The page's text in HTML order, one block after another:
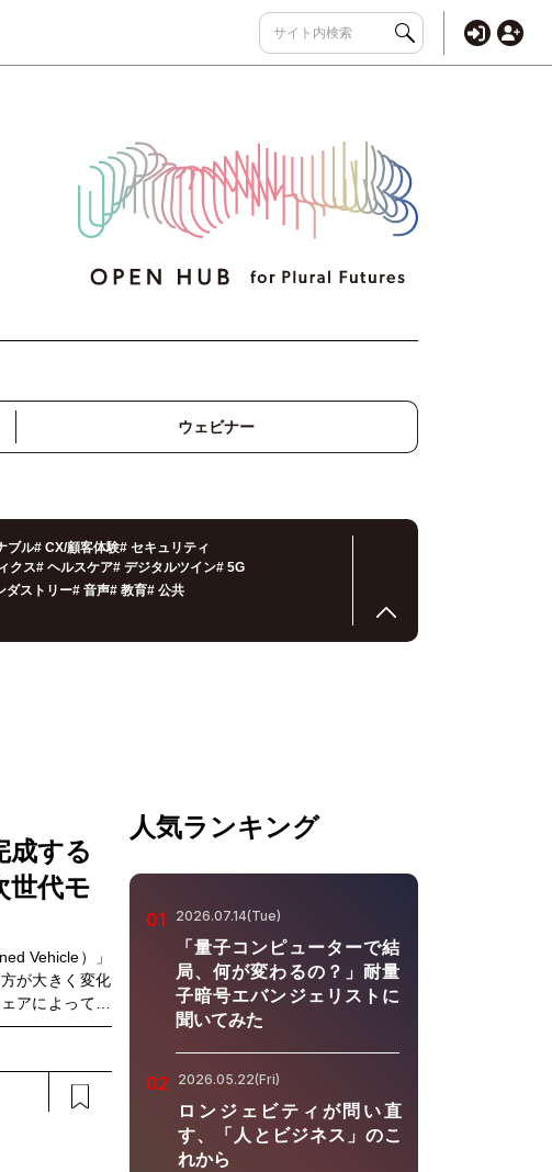
ウェビナー
ブル# CX/顧客体験# セキュリティ
クス# ヘルスケア# デジタルツイン# 5G
ダストリー# 音声# 教育# 公共
成する
世代モ
Vehicle）」
が大きく変化
アによって継
プデートやリ
値を「運用し
。その中で重
つなぐ「コネ
E/Eアーキテ
人気ランキング
01 2026.07.14(Tue)
「量子コンピューターで結
局、何が変わるの？」耐量
子暗号エバンジェリストに
聞いてみた
02 2026.05.22(Fri)
ロンジェビティが問い直
す、「人とビジネス」のこ
れから